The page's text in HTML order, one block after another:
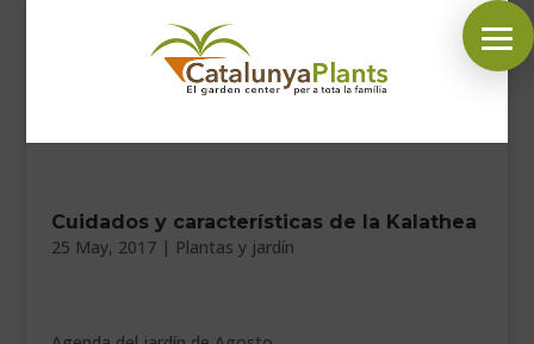
SÍGUENOS EN:
INICIOCuidados y características de la Kalathea
25 May, 2017| Plantas y jardín